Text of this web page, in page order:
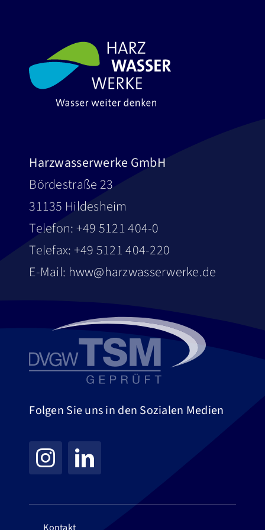
Harzwasserwerke GmbH
Bördestraße 23
31135 Hildesheim
Telefon: +49 5121 404-0
Telefax: +49 5121 404-220
E-Mail: hww@harzwasserwerke.de
Folgen Sie uns in den Sozialen Medien
Kontakt